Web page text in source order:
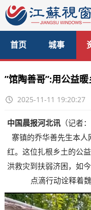
首页 城事
美食
”馆陶善哥”:用公益
2025-11-11 19:20:27
中国晨报河北讯（记者
寨镇的乔华善先生本
红。这位扎根乡土的公
洪救灾到扶弱济困，如
点滴行动诠释着